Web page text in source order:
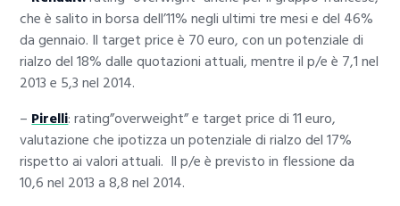
che è salito in borsa dell’11% negli ultimi tre mesi e del 46%
da gennaio. Il target price è 70 euro, con un potenziale di
rialzo del 18% dalle quotazioni attuali, mentre il p/e è 7,1 nel
2013 e 5,3 nel 2014.
–Pirelli: rating”overweight” e target price di 11 euro,
valutazione che ipotizza un potenziale di rialzo del 17%
rispetto ai valori attuali. Il p/e è previsto in flessione da
10,6 nel 2013 a 8,8 nel 2014.